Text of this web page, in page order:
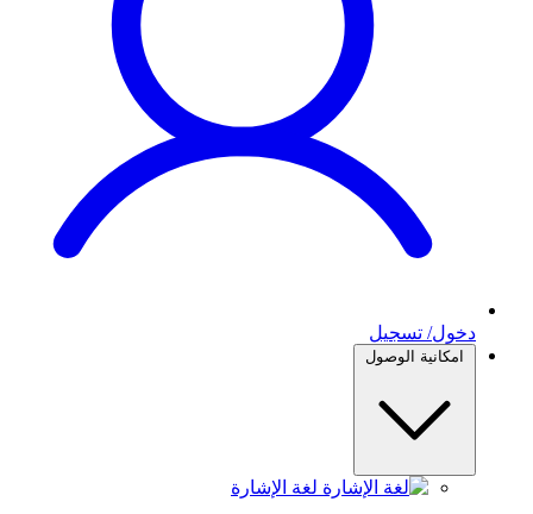
دخول/ تسجيل
امكانية الوصول
لغة الإشارة